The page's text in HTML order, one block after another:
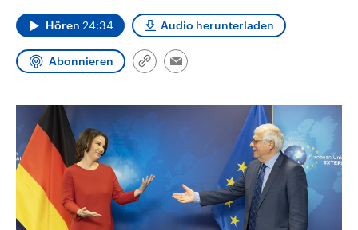
Hören 24:34 Audio herunterladen
Abonnieren
Link
Email